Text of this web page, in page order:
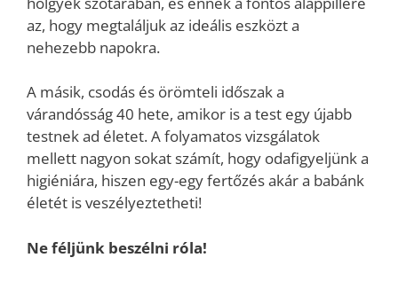
az, hogy megtaláljuk az ideális eszközt a
nehezebb napokra.
A másik, csodás és örömteli időszak a
várandósság 40 hete, amikor is a test egy újabb
testnek ad életet. A folyamatos vizsgálatok
mellett nagyon sokat számít, hogy odafigyeljünk a
higiéniára, hiszen egy-egy fertőzés akár a babánk
életét is veszélyeztetheti!
Ne féljünk beszélni róla!